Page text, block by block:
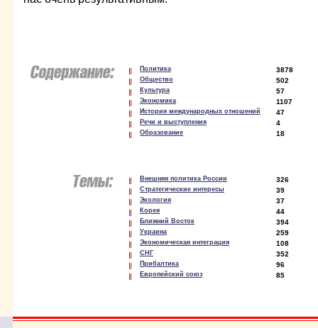
Политика 3878
Общество 502
Культура 57
Экономика 1107
История международных отношений 47
Речи и выступления 4
Образование 18
Внешняя политика России 326
Стратегические интересы 39
Экология 37
Корея 44
Ближний Восток 394
Украина 259
Экономическая интеграция 108
СНГ 352
Прибалтика 96
Европейский союз 85